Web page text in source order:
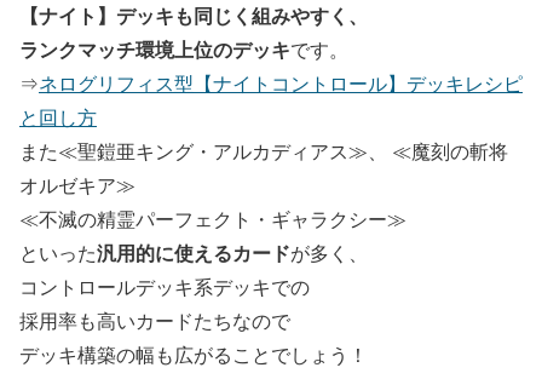
【ナイト】デッキも同じく組みやすく、
ランクマッチ環境上位のデッキです。
⇒ネログリフィス型【ナイトコントロール】デッキレシピ
と回し方
また≪聖鎧亜キング・アルカディアス≫
≪魔刻の斬将
オルゼキア≫
≪不滅の精霊パーフェクト・ギャラクシー≫
といった汎用的に使えるカードが多く、
コントロールデッキ系デッキでの
採用率も高いカードたちなので
デッキ構築の幅も広がることでしょう！